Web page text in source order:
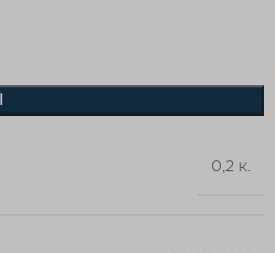
0,2 κ.